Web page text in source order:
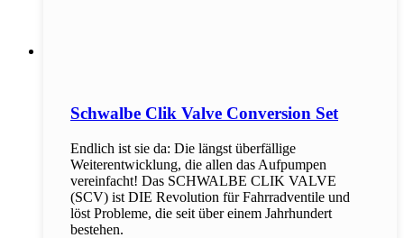
Schwalbe Clik Valve Conversion Set
Endlich ist sie da: Die längst überfällige
Weiterentwicklung, die allen das Aufpumpen
vereinfacht! Das SCHWALBE CLIK VALVE
(SCV) ist DIE Revolution für Fahrradventile und
löst Probleme, die seit über einem Jahrhundert
bestehen.